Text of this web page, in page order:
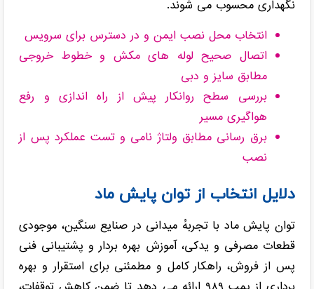
نگهداری محسوب می شوند.
انتخاب محل نصب ایمن و در دسترس برای سرویس
اتصال صحیح لوله های مکش و خطوط خروجی
مطابق سایز و دبی
بررسی سطح روانکار پیش از راه اندازی و رفع
هواگیری مسیر
برق رسانی مطابق ولتاژ نامی و تست عملکرد پس از
نصب
دلایل انتخاب از توان پایش ماد
توان پایش ماد با تجربهٔ میدانی در صنایع سنگین، موجودی
قطعات مصرفی و یدکی، آموزش بهره بردار و پشتیبانی فنی
پس از فروش، راهکار کامل و مطمئنی برای استقرار و بهره